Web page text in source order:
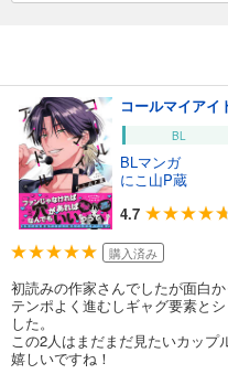
コールマイアイ
BL
BLマンガ
にこ山P蔵
4.7
購入済み
初読みの作家さんでしたが面白か
テンポよく進むしギャグ要素と
した。
この2人はまだまだ見たいカップ
嬉しいですね！